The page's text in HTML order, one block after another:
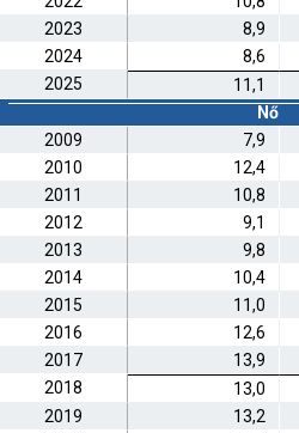
2023
8,9
2024
8,6
2025
11,1
Nő
2009
7,9
2010
12,4
2011
10,8
2012
9,1
2013
9,8
2014
10,4
2015
11,0
2016
12,6
2017
13,9
2018
13,0
2019
13,2